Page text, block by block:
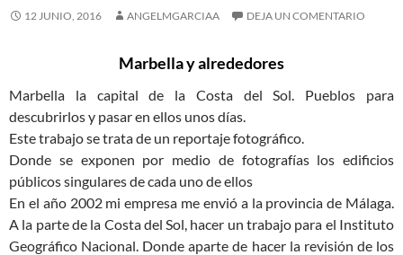
12 JUNIO, 2016 ANGELMGARCIAA DEJA UN COMENTARIO
Marbella y alrededores
Marbella la capital de la Costa del Sol. Pueblos para
descubrirlos y pasar en ellos unos días.
Este trabajo se trata de un reportaje fotográfico.
Donde se exponen por medio de fotografías los edificios
públicos singulares de cada uno de ellos
En el año 2002 mi empresa me envió a la provincia de Málaga.
A la parte de la Costa del Sol, hacer un trabajo para el Instituto
Geográfico Nacional. Donde aparte de hacer la revisión de los